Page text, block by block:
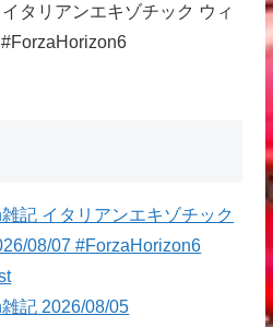
タリアンエキゾチック ウィ
記 イタリアンエキゾチック
08/07 #ForzaHorizon6
記 2026/08/05